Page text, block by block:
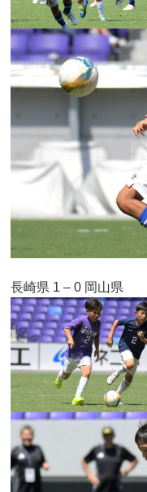
長崎県 1 – 0 岡山県